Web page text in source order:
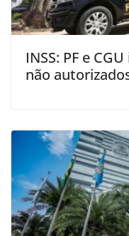
INSS: PF e
não